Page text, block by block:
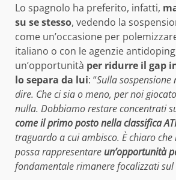
Lo spagnolo ha preferito, infatti,
su se stesso, vedendo la
come un’occasione per
italiano o con le agenzie
un’opportunità per ridurre il gap
lo separa da lui: “Sulla
dire. Che ci sia o meno, per noi
nulla. Dobbiamo restare concentrati
come il primo posto nella classifica
traguardo a cui ambisco. È chiaro che
possa rappresentare un’opportunità
fondamentale rimanere focalizzati